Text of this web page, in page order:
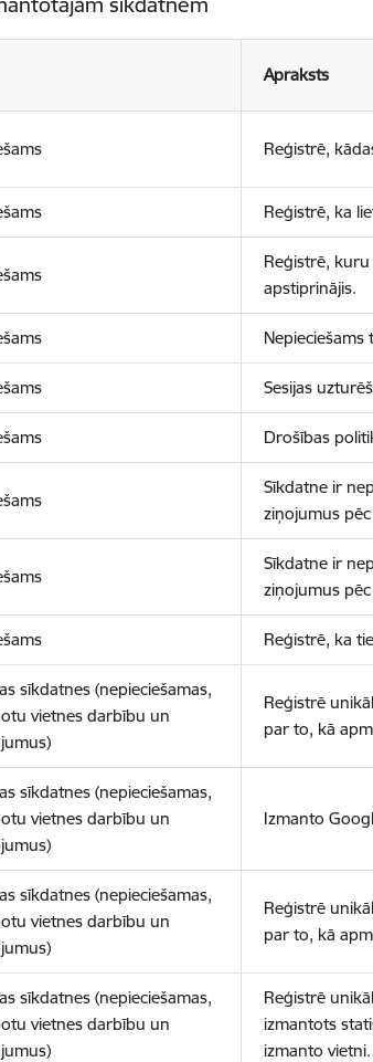
Apraksts
Reģistrē,
Reģistrē, ka
Reģistrē,
apstiprinājis.
Sesijas
Drošības
Sīkdatne ir
ziņojumus
Sīkdatne ir
ziņojumus
Reģistrē, ka
sīkdatnes (nepieciešamas,
vietnes darbību un
Reģistrē
par to, kā
sīkdatnes (nepieciešamas,
vietnes darbību un
Izmanto
sīkdatnes (nepieciešamas,
vietnes darbību un
Reģistrē
par to, kā
sīkdatnes (nepieciešamas,
vietnes darbību un
Reģistrē
izmantots
izmanto vietni.